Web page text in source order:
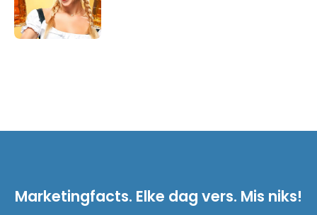
Marketingfacts. Elke dag vers. Mis niks!